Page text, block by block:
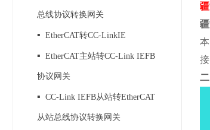
总线协议转换网关
▪ EtherCAT转CC-LinkIE
▪ EtherCAT主站转CC-Link IEFB
协议网关
▪ CC-Link IEFB从站转EtherCAT
从站总线协议转换网关